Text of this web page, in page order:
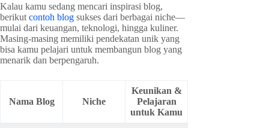
Kalau kamu sedang mencari inspirasi blog,
berikut contoh blog sukses dari berbagai niche—
mulai dari keuangan, teknologi, hingga kuliner.
Masing-masing memiliki pendekatan unik yang
bisa kamu pelajari untuk membangun blog yang
menarik dan berpengaruh.
Nama Blog Niche
Keunikan &
Pelajaran
untuk Kamu